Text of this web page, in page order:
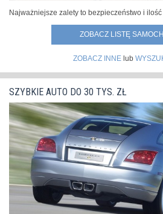
Najważniejsze zalety to bezpieczeństwo i ilość
ZOBACZ LISTĘ
ZOBACZ INNElub
SZYBKIE AUTO DO 30 TYS. ZŁ